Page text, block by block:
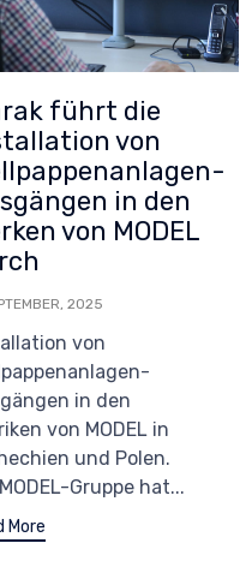
führt die
von
in den
von MODEL
2025
von
in den
von MODEL in
und Polen.
Gruppe hat...
More